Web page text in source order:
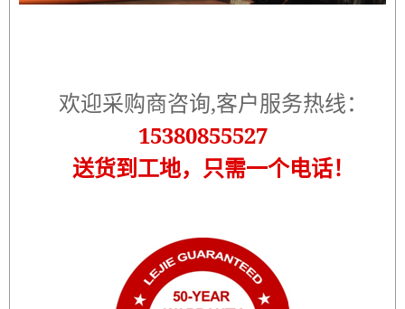
欢迎采购商咨询,客户服务热线：
15380855527
送货到工地，只需一个电话！